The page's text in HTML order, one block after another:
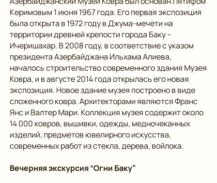
Керимовым 1 июня 1967 года. Его первая экспозиция
была открыта в 1972 году в Джума-мечети на
территории древней крепости города Баку –
Ичеришахар. В 2008 году, в соответствие с указом
президента Азербайджана Ильхама Алиева,
началось строительство современного здания Музея
Ковра, и в августе 2014 года открылась его новая
экспозиция. Новое здание музея построено в виде
сложенного ковра. Архитекторами являются Франс
Янс и Валтер Мари. Коллекция музея содержит около
14 000 ковров, вышивки, одежды, медночеканных
изделий, предметов ювелирного искусства,
современных работ из стекла, дерева, войлока.
Вечерняя экскурсия “Огни Баку”